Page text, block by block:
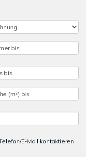
E-Mail kontaktieren